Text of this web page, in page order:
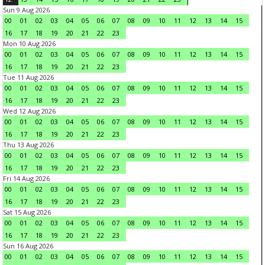
Sun 9 Aug 2026
00
01 02 03 04 05 06 07 08 09 10 11 12 13 14
15
16
17 18 19 20 21 22
23
Mon 10 Aug 2026
00
01 02 03 04 05 06 07 08 09 10 11 12 13 14
15
16
17 18 19 20 21 22
23
Tue 11 Aug 2026
00
01 02 03 04 05 06 07 08 09 10 11 12 13 14
15
16
17 18 19 20 21 22
23
Wed 12 Aug 2026
00
01 02 03 04 05 06 07 08 09 10 11 12 13 14
15
16
17 18 19 20 21 22
23
Thu 13 Aug 2026
00
01 02 03 04 05 06 07 08 09 10 11 12 13 14
15
16
17 18 19 20 21 22
23
Fri 14 Aug 2026
00
01 02 03 04 05 06 07 08 09 10 11 12 13 14
15
16
17 18 19 20 21 22
23
Sat 15 Aug 2026
00
01 02 03 04 05 06 07 08 09 10 11 12 13 14
15
16
17 18 19 20 21 22
23
Sun 16 Aug 2026
00
01 02 03 04 05 06 07 08 09 10 11 12 13 14
15